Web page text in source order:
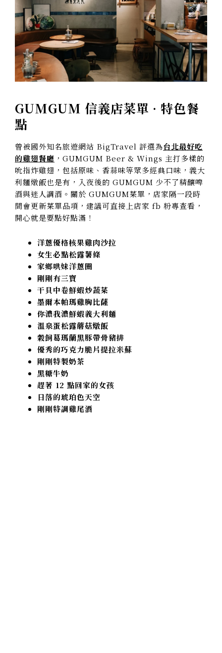
GUMGUM 信義店菜單 · 特色餐
點
曾被國外知名旅遊網站 BigTravel 評選為台北最好吃
的雞翅餐廳 ，GUMGUM Beer & Wings 主打多樣的
吮指炸雞翅，包括原味、香蒜味等眾多經典口味，義大
利麵燉飯也是有，入夜後的 GUMGUM 少不了精釀啤
酒與迷人調酒。關於 GUMGUM菜單，店家隔一段時
間會更新菜單品項，建議可直接上店家 fb 粉專查看，
開心就是要點好點滿！
洋蔥優格核果雞肉沙拉
女生必點松露薯條
家鄉哄妹洋蔥圈
剛剛有三寶
干貝中卷鮮蝦炒蔬菜
墨爾本帕瑪雞胸比薩
你濃我濃鮮蝦義大利麵
溫泉蛋松露蘑菇燉飯
穀飼葛瑪蘭黑豚帶骨豬排
優秀的巧克力脆片提拉米蘇
剛剛特製奶茶
黑糖牛奶
趕著 12 點回家的女孩
日落的琥珀色天空
剛剛特調雞尾酒